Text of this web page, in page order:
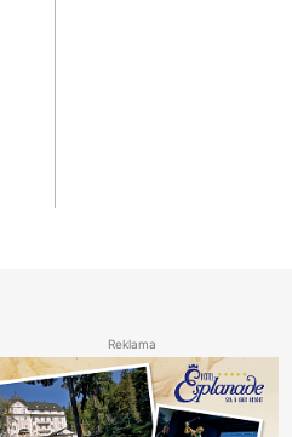
Reklama